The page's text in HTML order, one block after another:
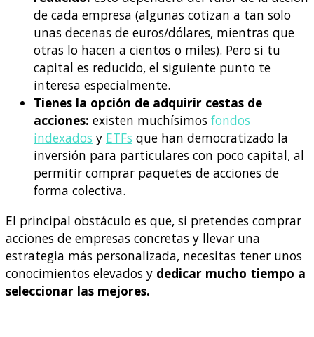
de cada empresa (algunas cotizan a tan solo
unas decenas de euros/dólares, mientras que
otras lo hacen a cientos o miles). Pero si tu
capital es reducido, el siguiente punto te
interesa especialmente.
Tienes la opción de adquirir cestas de
acciones: existen muchísimos fondos
indexados y ETFs que han democratizado la
inversión para particulares con poco capital, al
permitir comprar paquetes de acciones de
forma colectiva.
El principal obstáculo es que, si pretendes comprar
acciones de empresas concretas y llevar una
estrategia más personalizada, necesitas tener unos
conocimientos elevados y dedicar mucho tiempo a
seleccionar las mejores.